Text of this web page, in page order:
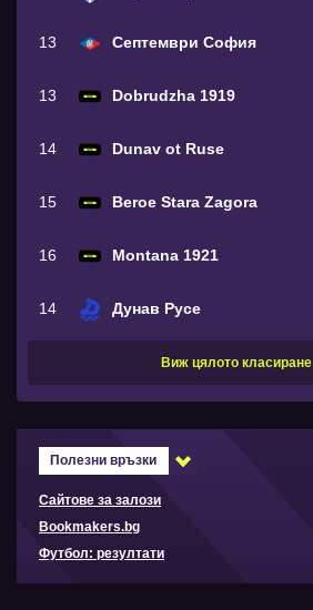
13 Септември София
13 Dobrudzha 1919
14 Dunav ot Ruse
15 Beroe Stara Zagora
16 Montana 1921
14 Дунав Русе
Виж цялото класиране
Полезни връзки
Сайтове за залози
Bookmakers.bg
Футбол: резултати